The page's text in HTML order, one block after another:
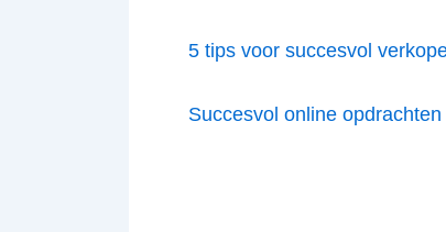
5 tips voor succesvol
Succesvol online